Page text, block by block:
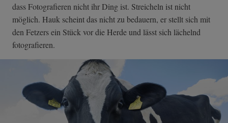
dass Fotografieren nicht ihr Ding ist. Streicheln ist nicht
möglich. Hauk scheint das nicht zu bedauern, er stellt sich mit
den Fetzers ein Stück vor die Herde und lässt sich lächelnd
fotografieren.